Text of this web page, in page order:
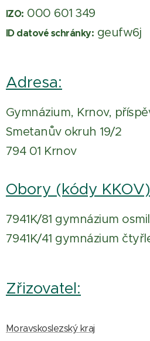
IZO: 000 601 349
ID datové schránky: geufw6j
Adresa:
Gymnázium, Krnov,
Smetanův okruh 19/2
794 01 Krnov
Obory (kódy
7941K/81 gymnázium
7941K/41 gymnázium
Zřizovatel:
Moravskoslezský kraj